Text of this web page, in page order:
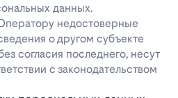
данных.
недостоверные
о другом субъекте
согласия последнего, несут
с законодательством